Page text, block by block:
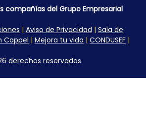
compañías del Grupo Empresarial
| Aviso de Privacidad | Sala de
Coppel | Mejora tu vida | CONDUSEF |
derechos reservados